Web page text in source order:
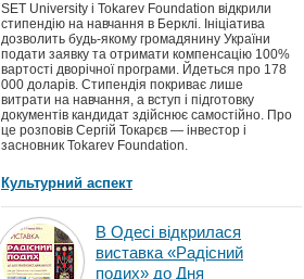
SET University і Tokarev Foundation відкрили
стипендію на навчання в Берклі. Ініціатива
дозволить будь-якому громадянину України
подати заявку та отримати компенсацію 100%
вартості дворічної програми. Йдеться про 178
000 доларів. Стипендія покриває лише
витрати на навчання, а вступ і підготовку
документів кандидат здійснює самостійно. Про
це розповів Сергій Токарєв — інвестор і
засновник Tokarev Foundation.
Культурний аспект
В Одесі відкрилася
виставка «Радісний
подих» до Дня